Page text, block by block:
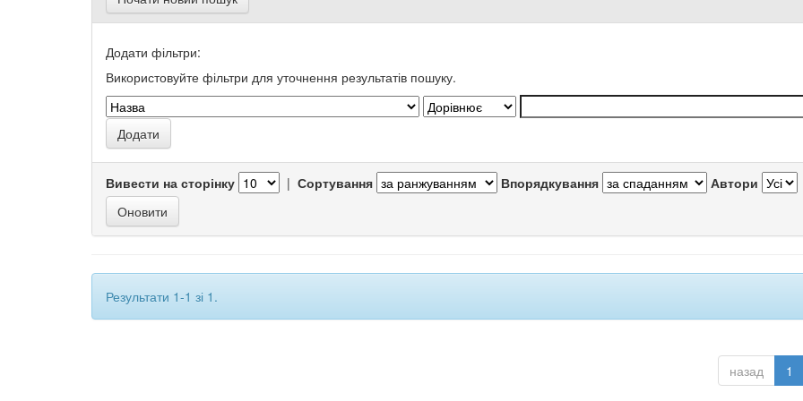
Додати фільтри:
Використовуйте фільтри для уточнення результатів пошуку.
Вивести на сторінку | Сортування Впорядкування Автори
Результати 1-1 зі 1.
назад 1